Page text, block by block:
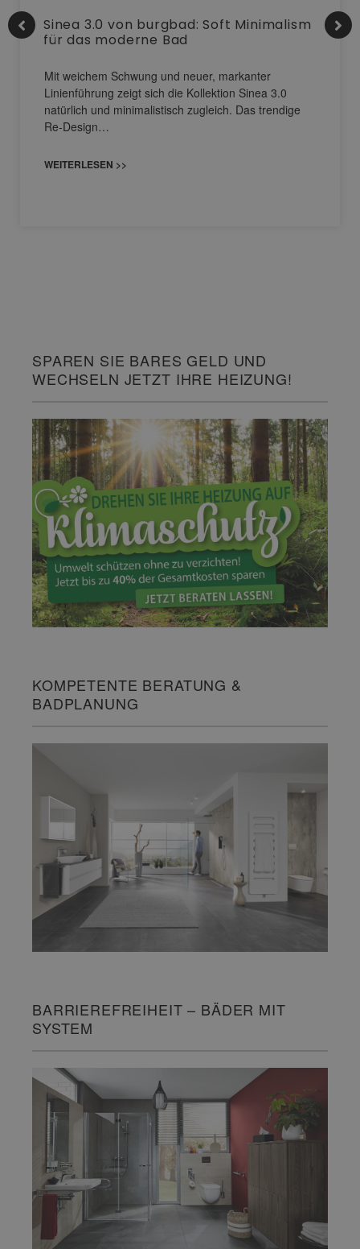
Sinea 3.0 von burgbad: Soft Minimalism
für das moderne Bad
Mit weichem Schwung und neuer, markanter
Linienführung zeigt sich die Kollektion Sinea 3.0
natürlich und minimalistisch zugleich. Das trendige
Re-Design…
WEITERLESEN >>
SPAREN SIE BARES GELD UND
WECHSELN JETZT IHRE HEIZUNG!
KOMPETENTE BERATUNG &
BADPLANUNG
BARRIEREFREIHEIT – BÄDER MIT
SYSTEM